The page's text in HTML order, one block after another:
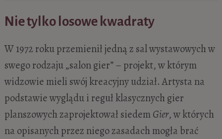
Nie tylko losowe kwadraty
W 1972 roku przemienił jedną z sal wystawowych w
swego rodzaju „salon gier” – projekt, w którym
widzowie mieli swój kreacyjny udział. Artysta na
podstawie wyglądu i reguł klasycznych gier
planszowych zaprojektował siedemGier, w których
na opisanych przez niego zasadach mogła brać